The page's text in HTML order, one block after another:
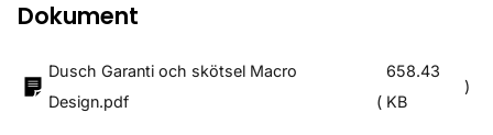
Dokument
Dusch Garanti och skötsel Macro
Design.pdf
(
658.43
KB
)